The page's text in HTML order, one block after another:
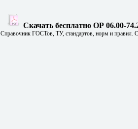
Скачать бесплатно ОР 06.00-
Справочник ГОСТов, ТУ, стандартов, норм и правил.